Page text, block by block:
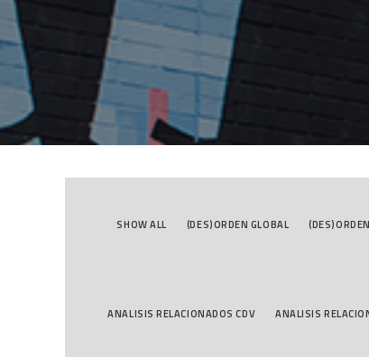
SHOW ALL (DES)ORDEN GLOBAL
ANALISIS RELACIONADOS CDV ANALISIS